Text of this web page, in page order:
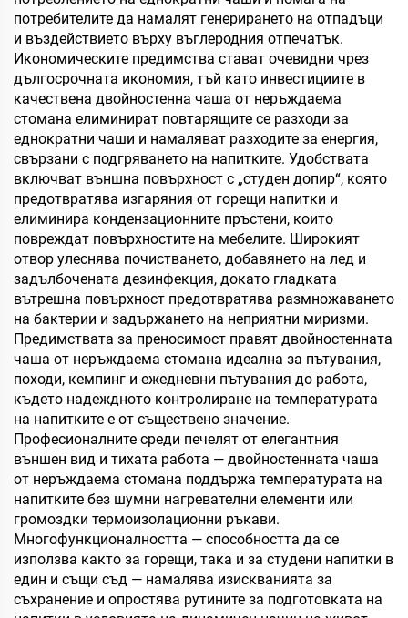
потребителите да намалят генерирането на отпадъци
и въздействието върху въглеродния отпечатък.
Икономическите предимства стават очевидни чрез
дългосрочната икономия, тъй като инвестициите в
качествена двойностенна чаша от неръждаема
стомана елиминират повтарящите се разходи за
еднократни чаши и намаляват разходите за енергия,
свързани с подгряването на напитките. Удобствата
включват външна повърхност с „студен допир“, която
предотвратява изгаряния от горещи напитки и
елиминира кондензационните пръстени, които
повреждат повърхностите на мебелите. Широкият
отвор улеснява почистването, добавянето на лед и
задълбочената дезинфекция, докато гладката
вътрешна повърхност предотвратява размножаването
на бактерии и задържането на неприятни миризми.
Предимствата за преносимост правят двойностенната
чаша от неръждаема стомана идеална за пътувания,
походи, кемпинг и ежедневни пътувания до работа,
където надеждното контролиране на температурата
на напитките е от съществено значение.
Професионалните среди печелят от елегантния
външен вид и тихата работа — двойностенната чаша
от неръждаема стомана поддържа температурата на
напитките без шумни нагревателни елементи или
громоздки термоизолационни ръкави.
Многофункционалността — способността да се
използва както за горещи, така и за студени напитки в
един и същи съд — намалява изискванията за
съхранение и опростява рутините за подготовката на